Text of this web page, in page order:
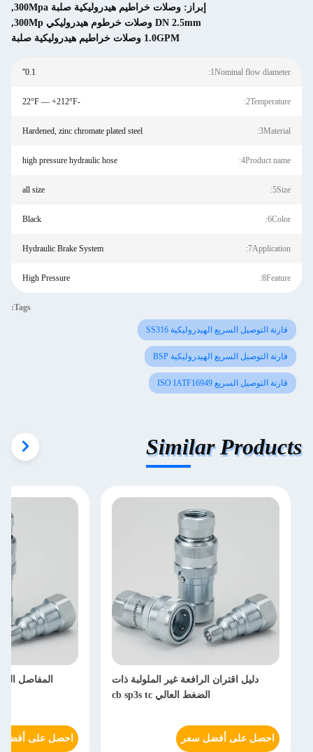
إبراز: وصلات خراطيم هيدروليكية صلبة 300Mpa
,
DN 2.5mm وصلات خرطوم هيدروليكي 300Mp
,
1.0GPM وصلات خراطيم هيدروليكية صلبة
1Nominal flow diameter:
0.1''
2Temperature:
-22°F — +212°F
3Material:
Hardened, zinc chromate plated steel
4Product name:
high pressure hydraulic hose
5Size:
all size
6Color:
Black
7Application:
Hydraulic Brake System
8Feature:
High Pressure
Tags:
قارنة التوصيل السريع الهيدروليكية SS316
قارنة التوصيل السريع الهيدروليكية BSP
قارنة التوصيل السريع ISO IATF16949
Similar Products
دليل اقتران الرافعة غير الملولبة ذات
الضغط العالي cb sp3s tc
احصل على أفضل سعر
المفاصل
احصل على